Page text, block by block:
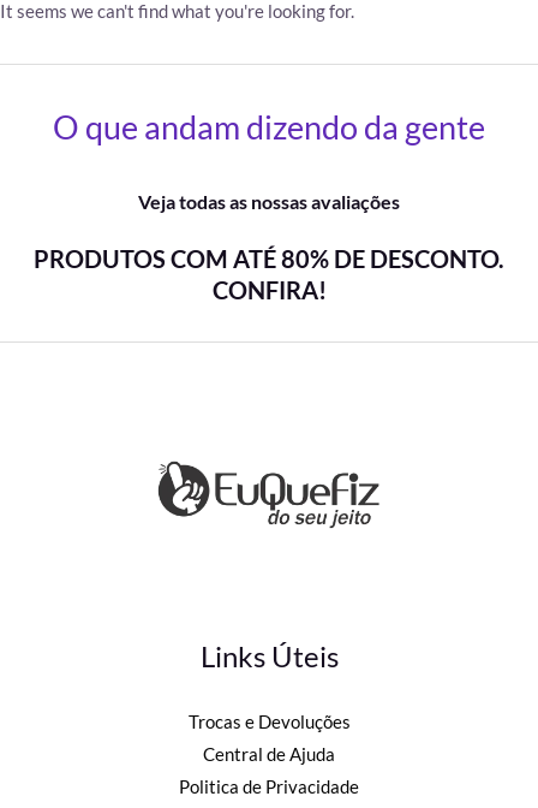
It seems we can't find what you're looking for.
O que andam dizendo da gente
Veja todas as nossas avaliações
PRODUTOS COM ATÉ 80% DE DESCONTO.
CONFIRA!
Links Úteis
Trocas e Devoluções
Central de Ajuda
Politica de Privacidade